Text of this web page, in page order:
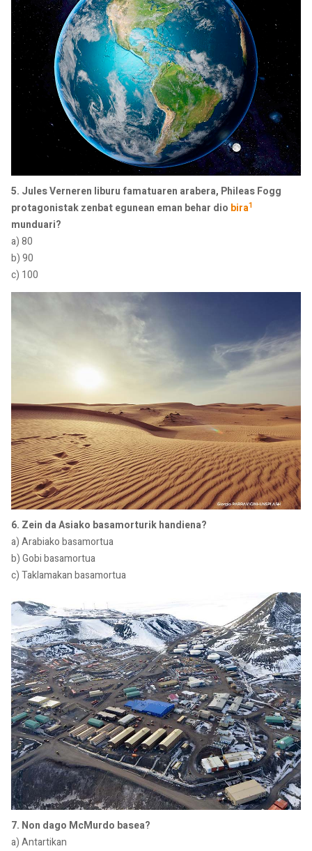
5. Jules Verneren liburu famatuaren arabera, Phileas Fogg
protagonistak zenbat egunean eman behar dio bira1
munduari?
a) 80
b) 90
c) 100
6. Zein da Asiako basamorturik handiena?
a) Arabiako basamortua
b) Gobi basamortua
c) Taklamakan basamortua
7. Non dago McMurdo basea?
a) Antartikan